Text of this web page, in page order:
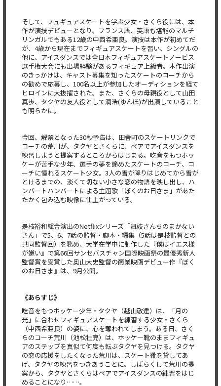
そして、フュギュアスケートを学ぶ少女・さくら役には、本
作が演技デビューとなり、フランス語、英語も堪能のマルチ
リンガルでもある12歳の中西希亜良。演技は本作が初めてだ
が、4歳から現在までフィギュアスケートを習い、シングルの
他に、アイスダンスでは全日本フィギュアスケートノービス
選手権大会にも出場経験があるフィギュア上級者。本作出演
のきっかけは、キャスト募集を知ったスケートのコーチから
の勧めで応募し、100名以上が参加したオーディションを経て
ヒロインに大抜擢された。また、さくらの母親役として山田
真歩、タクヤの友人役として潤浩(ゆんほ)が出演していること
も明らかに。
今回、解禁となった30秒予告は、田舎町のスケートリンクで
コーチの荒川が、タクヤとさくらに、ペアでアイスダンスを
練習しようと提案するところからはじまる。吃音をもつホッ
ケーが苦手な少年、選手の夢を諦めたスケートのコーチ、コ
ーチに憧れるスケート少女。3人の雪が降りはじめてから雪が
とけるまでの、淡くて切ない小さな恋の物語を映し出し、ハ
ンバートハンバートによる主題歌「ぼくのお日さま」があた
たかく包み込む映像に仕上がっている。
是枝裕和総合演出のNetflixシリーズ「舞妓さんちのまかない
さん」で5、6、7話の監督・脚本・編集（5話は是枝監督との
共同監督回）を務め、大学在学中に制作した『僕はイエス様
が嫌い』で第66回サンセバスチャン国際映画祭の最優秀新人
監督賞を受賞した奥山大史監督の商業映画デビュー作『ぼく
のお日さま』は、9月公開。
《あらすじ》
吃音をもつホッケー少年・タクヤ（越山敬達）は、「月の
光」に合わせフィギュアスケートを練習する少女・さくら
（中西希亜良）の姿に、心を奪われてしまう。ある日、さく
らのコーチ荒川（池松壮亮）は、ホッケー靴のままフィギュ
アのステップを真似て何度も転ぶタクヤを見つける。タクヤ
の恋の応援をしたくなった荒川は、スケート靴を貸してあ
げ、タクヤの練習をつきあうことに。しばらくして荒川の提
案から、タクヤとさくらはペアでアイスダンスの練習をはじ
めることになり……。